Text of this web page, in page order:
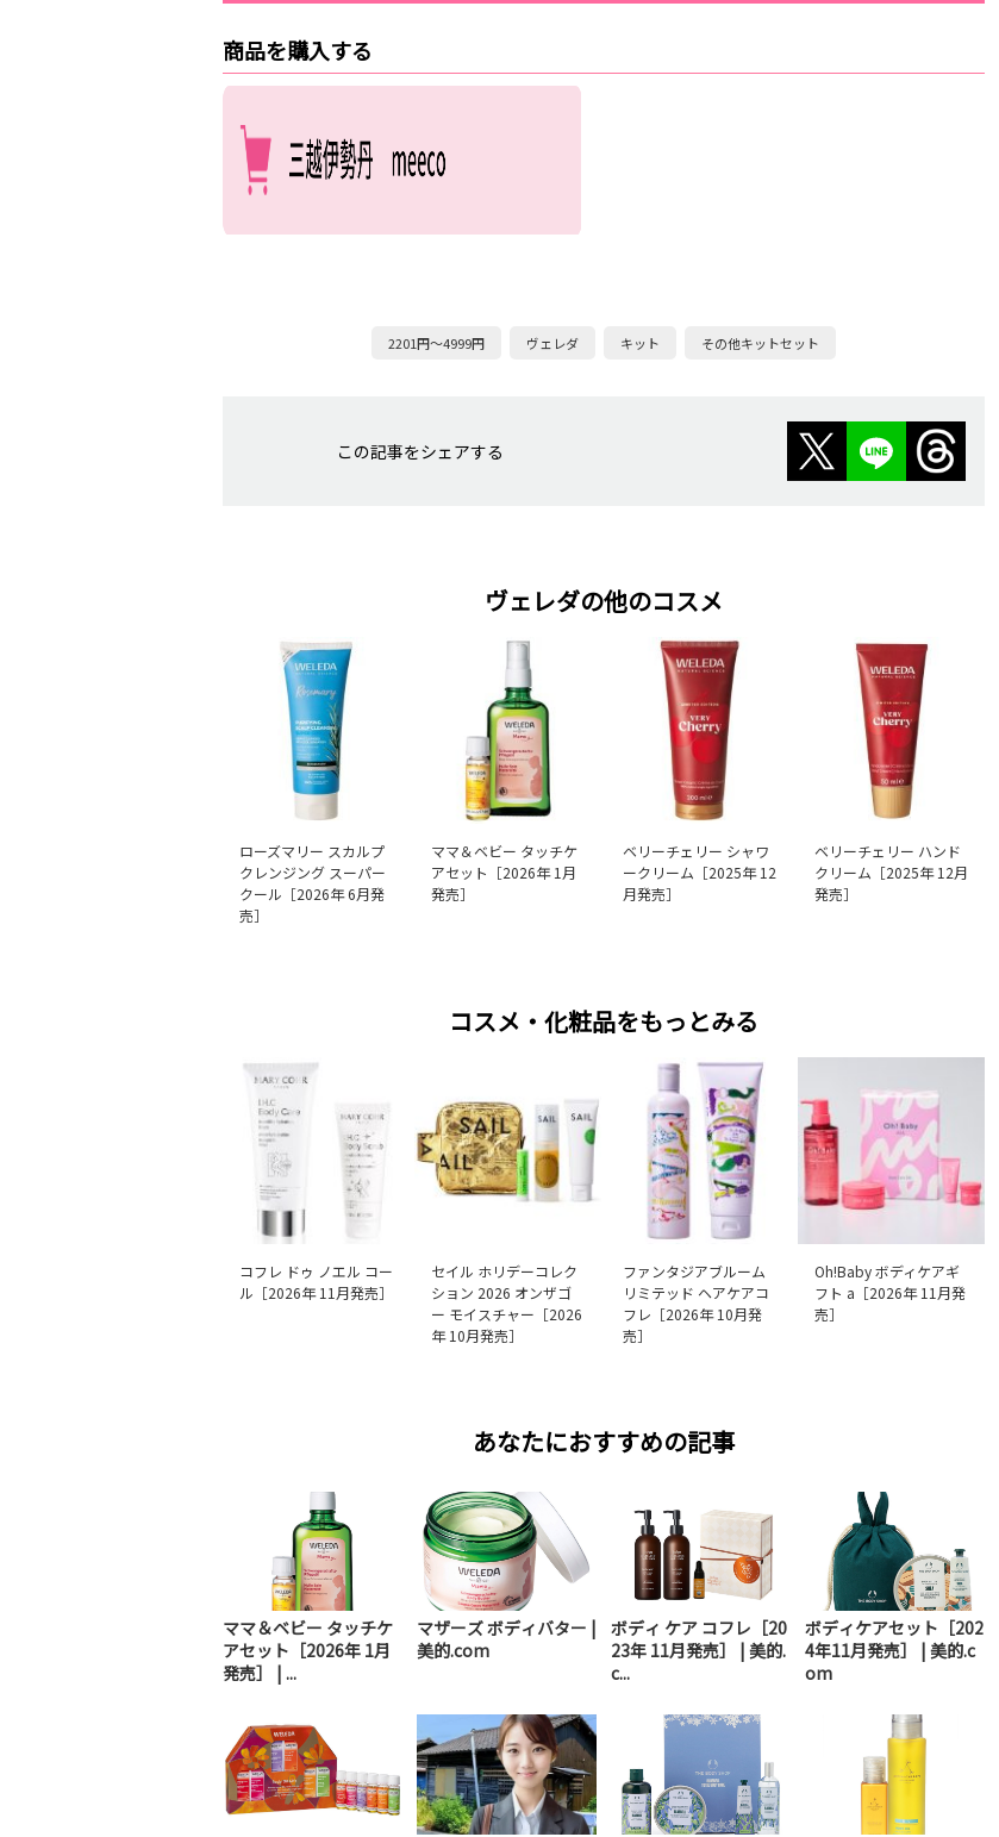
商品を購入する
2201円～4999円 ヴェレダ キット その他キットセット
この記事をシェアする
ヴェレダの他のコスメ
ローズマリー スカルプ
クレンジング スーパー
クール［2026年 6月発
売］
ママ＆ベビー タッチケ
アセット［2026年 1月
発売］
ベリーチェリー シャワ
ークリーム［2025年 12
月発売］
ベリーチェリー ハンド
クリーム［2025年 12月
発売］
コスメ・化粧品をもっとみる
コフレ ドゥ ノエル コー
ル［2026年 11月発売］
セイル ホリデーコレク
ション 2026 オンザゴ
ー モイスチャー［2026
年 10月発売］
ファンタジアブルーム
リミテッド ヘアケアコ
フレ［2026年 10月発
売］
Oh!Baby ボディケアギ
フト a［2026年 11月発
売］
あなたにおすすめの記事
ママ＆ベビー タッチケ
アセット［2026年 1月
発売］ | ...
マザーズ ボディバター |
美的.com
ボディ ケア コフレ［20
23年 11月発売］ | 美的.
c...
ボディケアセット［202
4年11月発売］ | 美的.c
om